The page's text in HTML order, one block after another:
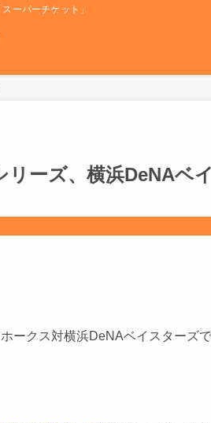
ーパーチケット」
リーズ、横浜DeNAベ
ークス対横浜DeNAベイスターズ